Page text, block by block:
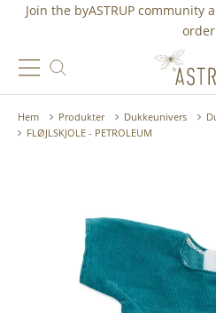
Join the byASTRUP community
order
Hem Produkter Dukkeunivers
FLØJLSKJOLE - PETROLEUM